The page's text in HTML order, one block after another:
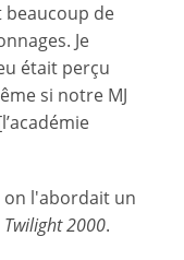
beaucoup de
Je
était perçu
si notre MJ
on l'abordait un
Twilight 2000.